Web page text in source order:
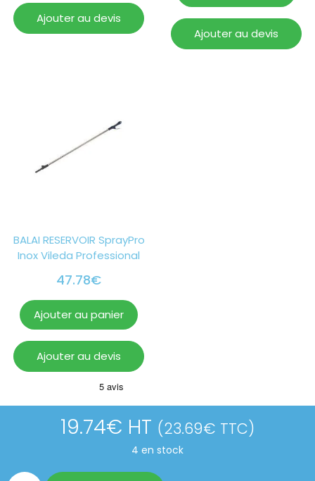
Ajouter au devis
Ajouter au devis
BALAI RESERVOIR SprayPro
Inox Vileda Professional
47.78€
Ajouter au panier
Ajouter au devis
19.74€ HT (23.69€ TTC)
4 en stock